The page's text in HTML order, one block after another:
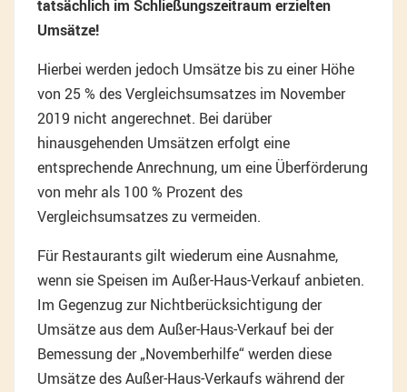
tatsächlich im Schließungszeitraum erzielten
Umsätze!
Hierbei werden jedoch Umsätze bis zu einer Höhe
von 25 % des Vergleichsumsatzes im November
2019 nicht angerechnet. Bei darüber
hinausgehenden Umsätzen erfolgt eine
entsprechende Anrechnung, um eine Überförderung
von mehr als 100 % Prozent des
Vergleichsumsatzes zu vermeiden.
Für Restaurants gilt wiederum eine Ausnahme,
wenn sie Speisen im Außer-Haus-Verkauf anbieten.
Im Gegenzug zur Nichtberücksichtigung der
Umsätze aus dem Außer-Haus-Verkauf bei der
Bemessung der „Novemberhilfe“ werden diese
Umsätze des Außer-Haus-Verkaufs während der